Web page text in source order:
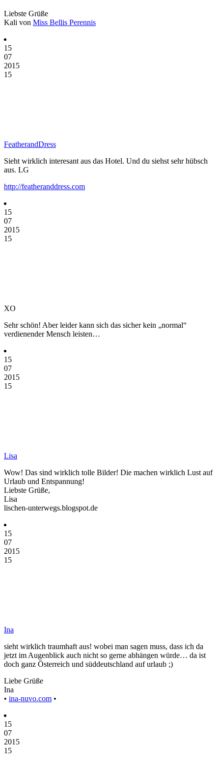
Liebste Grüße
Kali von Miss Bellis Perennis
15
07
2015
15
FeatherandDress
Sieht wirklich interesant aus das Hotel. Und du siehst sehr hübsch
aus. LG
http://featheranddress.com
15
07
2015
15
XO
Sehr schön! Aber leider kann sich das sicher kein „normal“
verdienender Mensch leisten…
15
07
2015
15
Lisa
Wow! Das sind wirklich tolle Bilder! Die machen wirklich Lust auf
Urlaub und Entspannung!
Liebste Grüße,
Lisa
lischen-unterwegs.blogspot.de
15
07
2015
15
Ina
sieht wirklich traumhaft aus! wobei man sagen muss, dass ich da
jetzt im Augenblick auch nicht so gerne abhängen würde… da ist
doch ganz Österreich und süddeutschland auf urlaub ;)
Liebe Grüße
Ina
• ina-nuvo.com •
15
07
2015
15